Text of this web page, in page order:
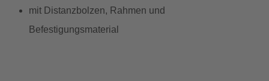
mit Distanzbolzen, Rahmen und
Befestigungsmaterial